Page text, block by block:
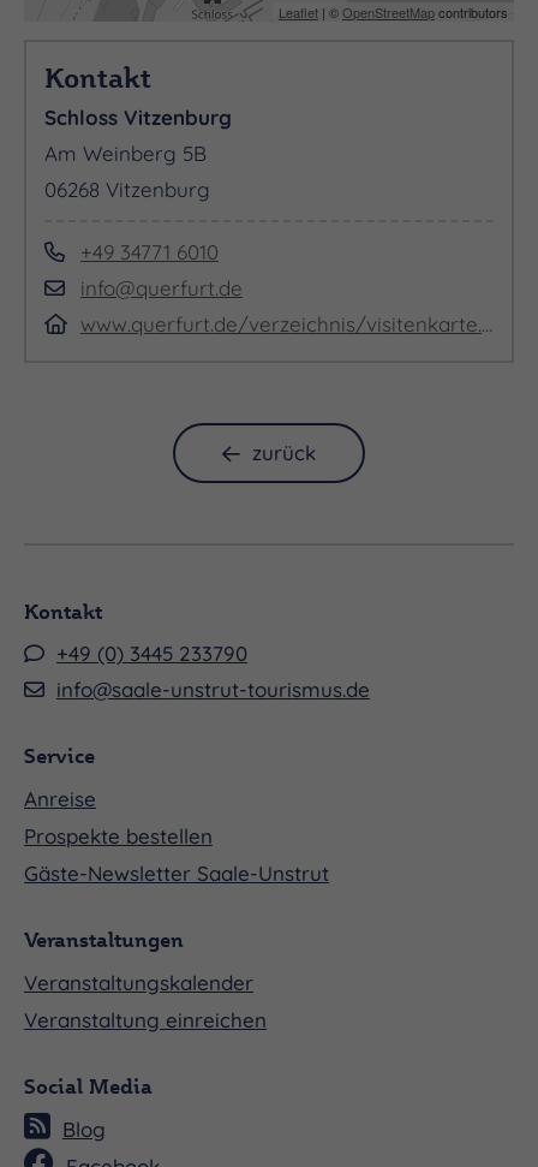
Leaflet | ©OpenStreetMapcontributors
Kontakt
Schloss Vitzenburg
Am Weinberg 5B
06268 Vitzenburg
+49 34771 6010
info@querfurt.de
www.querfurt.de/verzeichnis/visitenkarte.php?mandat=185095
zurück
Kontakt
+49 (0) 3445 233790
info@saale-unstrut-tourismus.de
Service
Anreise
Prospekte bestellen
Gäste-Newsletter Saale-Unstrut
Veranstaltungen
Veranstaltungskalender
Veranstaltung einreichen
Social Media
Blog